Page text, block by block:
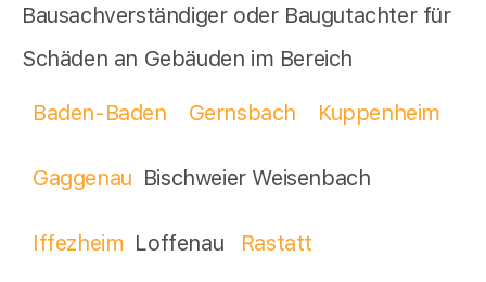
Bausachverständiger oder Baugutachter für
Schäden an Gebäuden im Bereich
Baden-Baden Gernsbach Kuppenheim
Gaggenau Bischweier Weisenbach
Iffezheim Loffenau Rastatt